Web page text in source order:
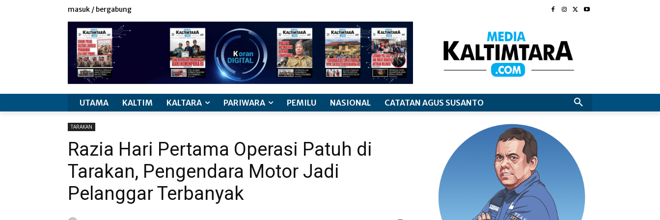
masuk / bergabung
UTAMA KALTIM KALTARA PARIWARA PEMILU NASIONAL CATATAN AGUS SUSANTO
TARAKAN
Razia Hari Pertama Operasi Patuh di
Tarakan, Pengendara Motor Jadi
Pelanggar Terbanyak